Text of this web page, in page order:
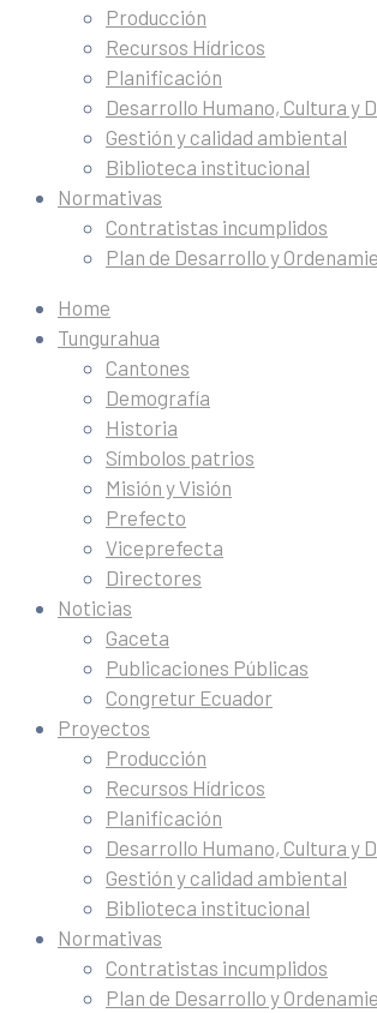
Producción
Recursos Hídricos
Planificación
Desarrollo Humano, Cultura y
Gestión y calidad ambiental
Biblioteca institucional
Normativas
Contratistas incumplidos
Plan de Desarrollo y
Home
Tungurahua
Cantones
Demografía
Historia
Símbolos patrios
Misión y Visión
Prefecto
Viceprefecta
Directores
Noticias
Gaceta
Publicaciones Públicas
Congretur Ecuador
Proyectos
Producción
Recursos Hídricos
Planificación
Desarrollo Humano, Cultura y
Gestión y calidad ambiental
Biblioteca institucional
Normativas
Contratistas incumplidos
Plan de Desarrollo y